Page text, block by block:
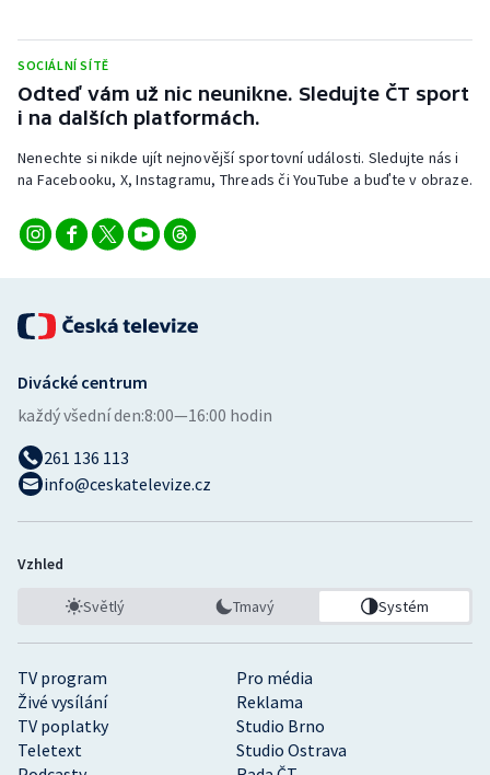
Ostatní
SOCIÁLNÍ SÍTĚ
Odteď vám už nic neunikne. Sledujte ČT sport
i na dalších platformách.
Nenechte si nikde ujít nejnovější sportovní události. Sledujte nás i
na Facebooku, X, Instagramu, Threads či YouTube a buďte v obraze.
TV program
Pro média
Živé vysílání
Reklama
TV poplatky
Studio Brno
Teletext
Studio Ostrava
Divácké centrum
každý všední den:8:00—16:00 hodin
261 136 113
info@ceskatelevize.cz
Vzhled
Světlý Tmavý Systém